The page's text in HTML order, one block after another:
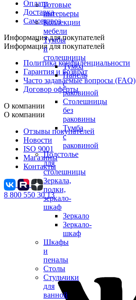
Готовые
интерьеры
Коллекции
мебели
Тумбы
и
столешницы
Тумба
Панель
с
раковиной
Столешницы
без
раковины
Тумба
с
раковиной
Подстолье
для
столешницы
Зеркала,
полки,
зеркало-
шкаф
Зеркало
Зеркало-
шкаф
Шкафы
и
пеналы
Столы
Стульчики
для
ванной
Оплата
Доставка
Самовывоз
Информация для покупателей
Информация для покупателей
Политика конфиденциальности
Гарантия и возврат
Часто задаваемые вопросы (FAQ)
Договор оферты
О компании
О компании
Отзывы покупателей
Новости
ISO 9001
Магазины
Контакты
8 800 550 30 13